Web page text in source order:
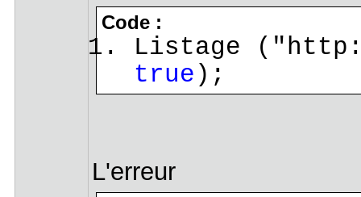
Code :
Listage
true );
L'erreur